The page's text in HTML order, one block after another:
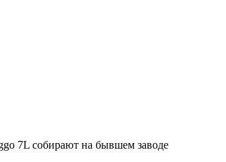
7L собирают на бывшем заводе